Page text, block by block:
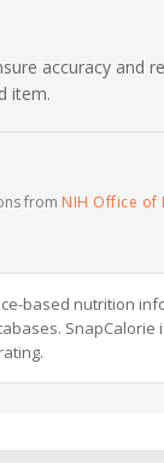
accuracy and
item.
from NIH Office of
based nutrition
SnapCalorie